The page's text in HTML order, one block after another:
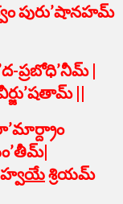
పురు’షానహమ్
ప్రబోధి’నీమ్ |
||
యేశ్రియమ్